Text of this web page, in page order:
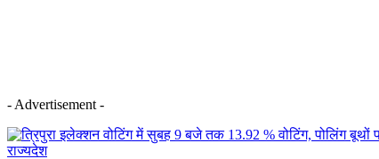
- Advertisement -
राज्यदेश